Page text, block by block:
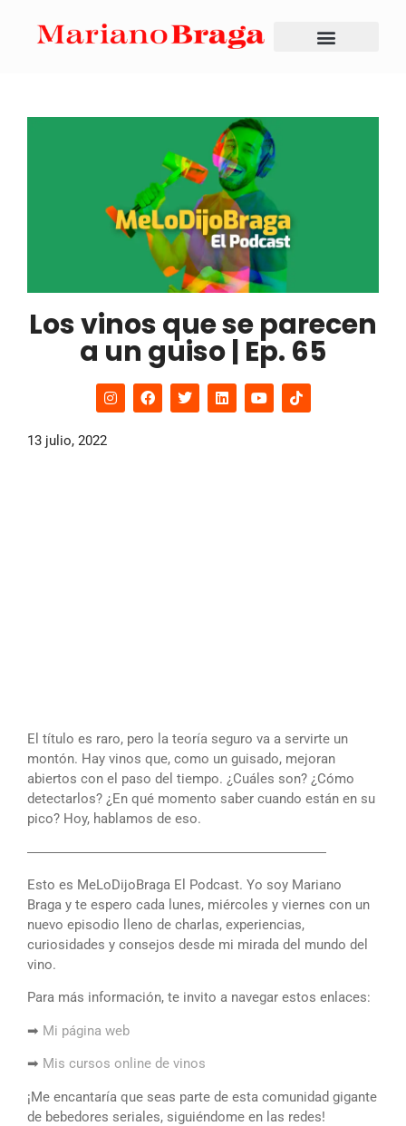
Los vinos que se parecen
a un guiso | Ep. 65
13 julio, 2022
El título es raro, pero la teoría seguro va a servirte un
montón. Hay vinos que, como un guisado, mejoran
abiertos con el paso del tiempo. ¿Cuáles son? ¿Cómo
detectarlos? ¿En qué momento saber cuando están en su
pico? Hoy, hablamos de eso.
――――――――――――――――――――――
Esto es MeLoDijoBraga El Podcast. Yo soy Mariano
Braga y te espero cada lunes, miércoles y viernes con un
nuevo episodio lleno de charlas, experiencias,
curiosidades y consejos desde mi mirada del mundo del
vino.
Para más información, te invito a navegar estos enlaces:
➡ Mi página web
➡ Mis cursos online de vinos
¡Me encantaría que seas parte de esta comunidad gigante
de bebedores seriales, siguiéndome en las redes!